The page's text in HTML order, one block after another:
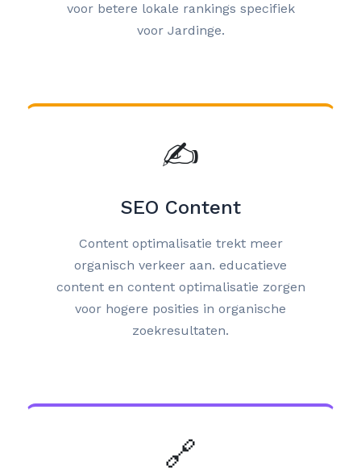
voor betere lokale rankings specifiek
voor Jardinge.
✍️
SEO Content
Content optimalisatie trekt meer
organisch verkeer aan. educatieve
content en content optimalisatie zorgen
voor hogere posities in organische
zoekresultaten.
🔗